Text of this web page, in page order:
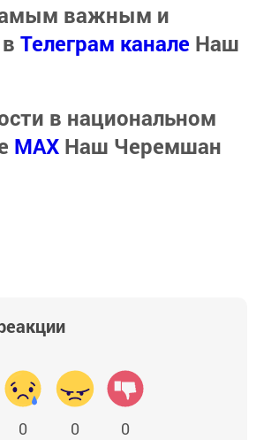
важным и
Телеграм канале Наш
в национальном
MАХ Наш Черемшан
0 0 0